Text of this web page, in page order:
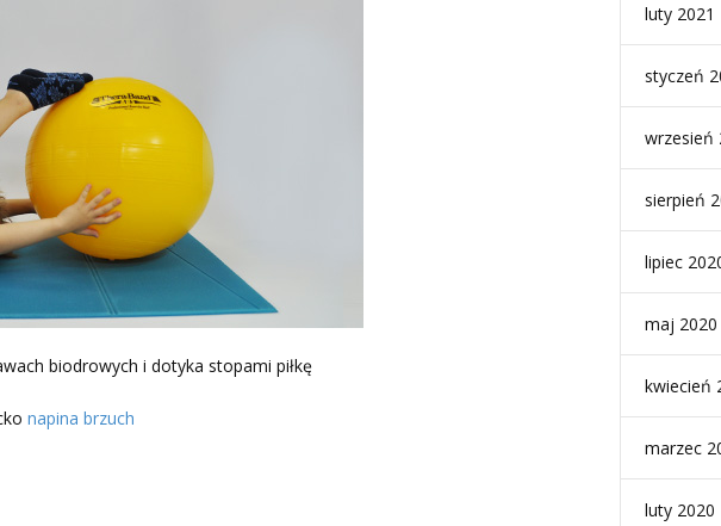
biodrowych i dotyka stopami piłkę
napina brzuch
luty 2021
styczeń
wrzesień
sierpień
lipiec
maj 2020
kwiecień
marzec
luty 2020